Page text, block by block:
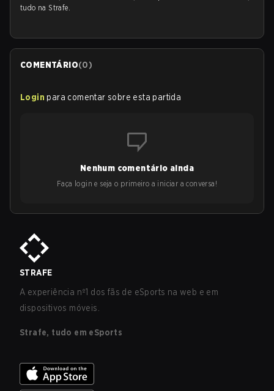
tudo na Strafe.
COMENTÁRIO(0)
Login para comentar sobre esta partida
Nenhum comentário ainda
Faça login e seja o primeiro a iniciar a conversa!
STRAFE
A experiência nº1 dos fãs de eSports na web e em
dispositivos móveis.
Strafe, tudo em eSports